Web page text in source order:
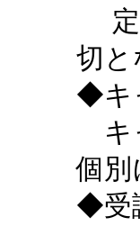
定
切と
◆キ
キ
個別
◆受